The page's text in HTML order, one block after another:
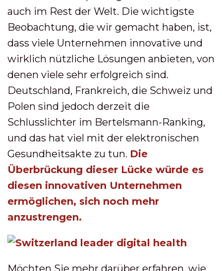
auch im Rest der Welt. Die wichtigste
Beobachtung, die wir gemacht haben, ist,
dass viele Unternehmen innovative und
wirklich nützliche Lösungen anbieten, von
denen viele sehr erfolgreich sind.
Deutschland, Frankreich, die Schweiz und
Polen sind jedoch derzeit die
Schlusslichter im Bertelsmann-Ranking,
und das hat viel mit der elektronischen
Gesundheitsakte zu tun. Die
Überbrückung dieser Lücke würde es
diesen innovativen Unternehmen
ermöglichen, sich noch mehr
anzustrengen.